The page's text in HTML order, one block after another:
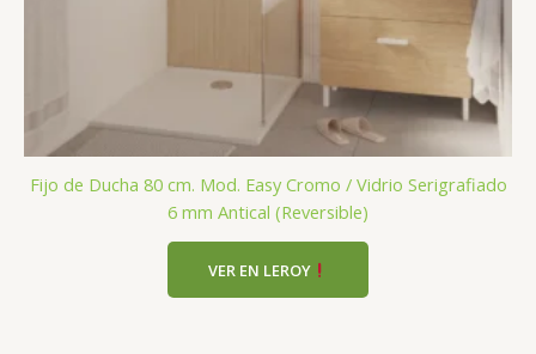
Fijo de Ducha 80 cm. Mod. Easy Cromo / Vidrio Serigrafiado
6 mm Antical (Reversible)
VER EN LEROY